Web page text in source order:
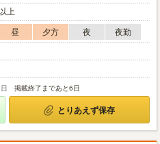
上
昼 夕方 夜
夜勤
掲載終了まであと6日
とりあえず保存